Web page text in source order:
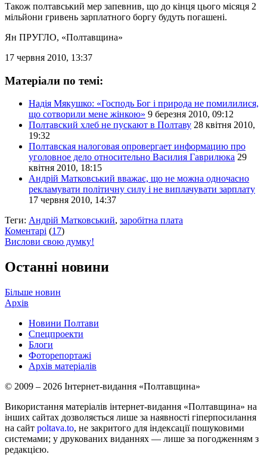
Також полтавський мер запевнив, що до кінця цього місяця 2
мільйони гривень зарплатного боргу будуть погашені.
Ян ПРУГЛО, «Полтавщина»
17 червня 2010, 13:37
Матеріали по темі:
Надія Мякушко: «Господь Бог і природа не помилилися,
що сотворили мене жінкою» 9 березня 2010, 09:12
Полтавский хлеб не пускают в Полтаву 28 квітня 2010,
19:32
Полтавская налоговая опровергает информацию про
уголовное дело относительно Василия Гаврилюка 29
квітня 2010, 18:15
Андрій Матковський вважає, що не можна одночасно
рекламувати політичну силу і не виплачувати зарплату
17 червня 2010, 14:37
Теги: Андрій Матковський, заробітна плата
Коментарі (17)
Вислови свою думку!
Останні новини
Більше новин
Архів
Новини Полтави
Спецпроекти
Блоги
Фоторепортажі
Архів матеріалів
© 2009 – 2026 Інтернет-видання «Полтавщина»
Використання матеріалів інтернет-видання «Полтавщина» на
інших сайтах дозволяється лише за наявності гіперпосилання
на сайт poltava.to, не закритого для індексації пошуковими
системами; у друкованих виданнях — лише за погодженням з
редакцією.